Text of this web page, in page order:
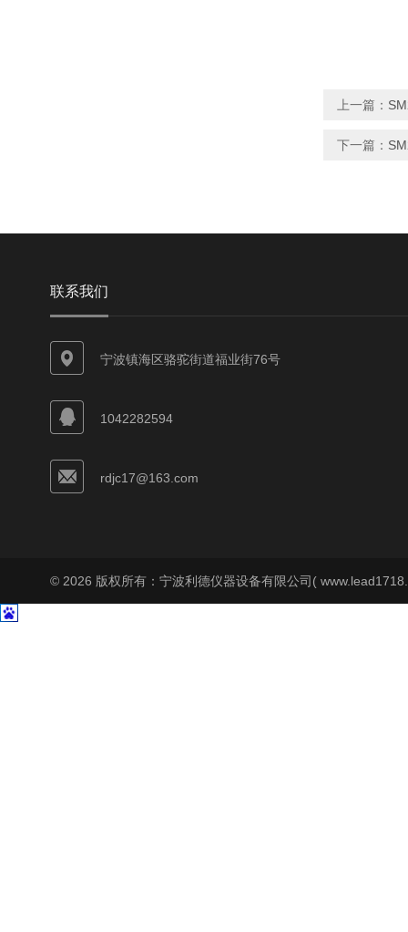
上一篇：
下一篇：
联系我们
宁波镇海区骆驼街道福业街76号
1042282594
rdjc17@163.com
© 2026 版权所有：宁波利德仪器设备有限公司(